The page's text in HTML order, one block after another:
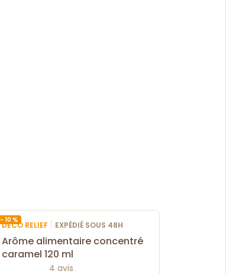
- 10 %
DECO RELIEF | EXPÉDIÉ SOUS 48H
Arôme alimentaire concentré
caramel 120 ml
4 avis